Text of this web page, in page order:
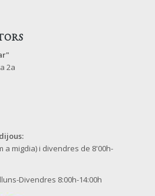
2a
a migdia) i divendres de 8'00h-
Divendres 8:00h-14:00h